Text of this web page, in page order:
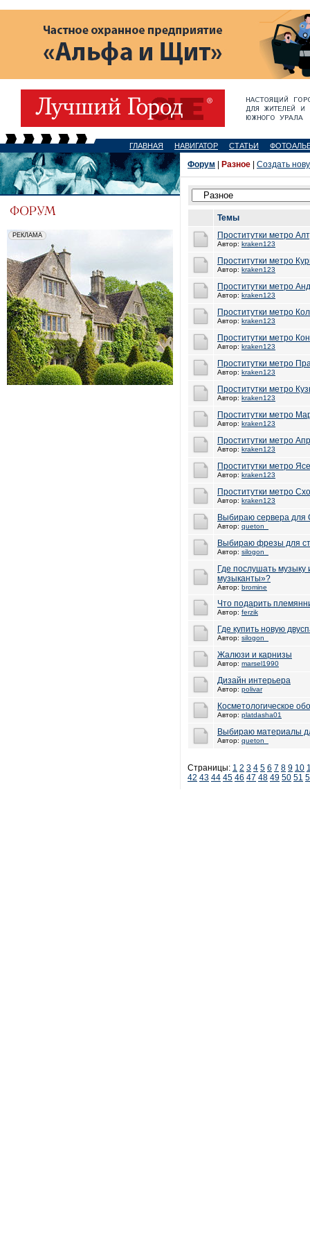
ГЛАВНАЯ НАВИГАТОР СТАТЬИ
Форум Разное Создать
Темы
Проститутки метро
Автор: kraken123
Проститутки метро
Автор: kraken123
Проститутки метро
Автор: kraken123
Проститутки метро
Автор: kraken123
Проститутки метро
Автор: kraken123
Проститутки метро
Автор: kraken123
Проститутки метро
Автор: kraken123
Проститутки метро
Автор: kraken123
Проститутки метро
Автор: kraken123
Проститутки метро
Автор: kraken123
Проститутки метро
Автор: kraken123
Выбираю сервера для
Автор: queton_
Выбираю фрезы для
Автор: silogon_
Где послушать
музыканты»?
Автор: bromine
Что подарить
Автор: ferzik
Где купить новую
Автор: silogon_
Жалюзи и карнизы
Автор: marsel1990
Дизайн интерьера
Автор: polivar
Косметологическое
Автор: platdasha01
Выбираю материалы
Автор: queton_
Страницы: 1 2 3 4 5 6 7 8 9 10
42 43 44 45 46 47 48 49 50 51